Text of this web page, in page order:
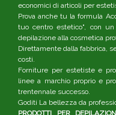
economici di articoli per
Prova anche tu la formula
tuo centro estetico", con
depilazione alla cosmetica
Direttamente dalla fabbrica,
costi.
Forniture per estetiste e
linee a marchio proprio e
trentennale successo.
Goditi La bellezza da